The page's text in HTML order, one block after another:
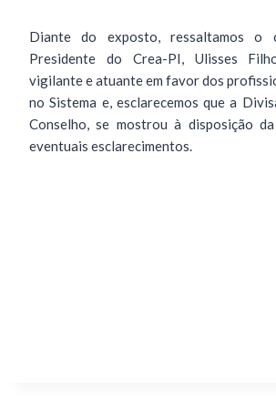
Diante do exposto, ressaltamos o
Presidente do Crea-PI, Ulisses
vigilante e atuante em favor dos
no Sistema e, esclarecemos que a
Conselho, se mostrou à disposição
eventuais esclarecimentos.